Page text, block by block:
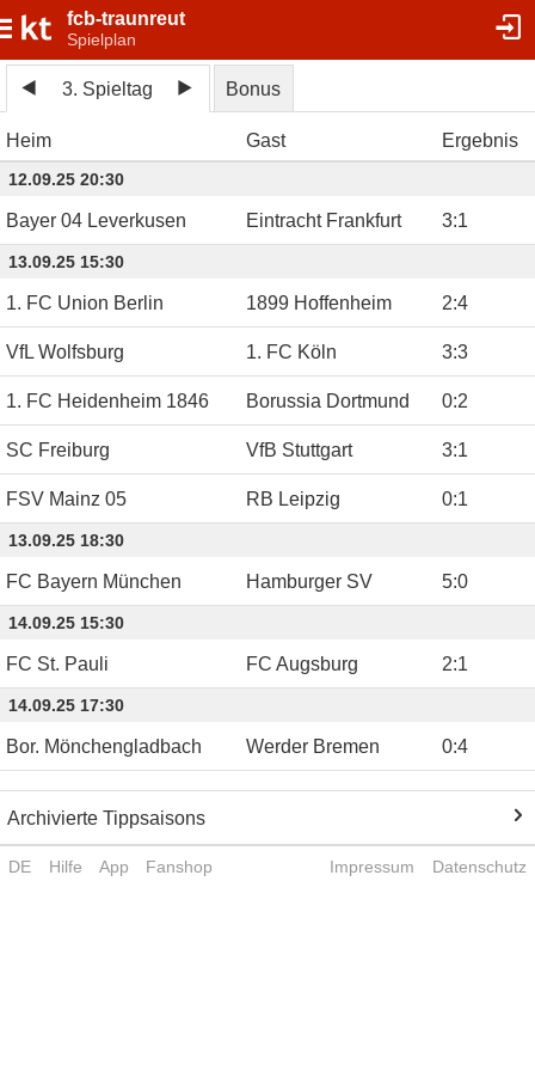
fcb-traunreut
Spielplan
3. Spieltag Bonus
Heim Gast Ergebnis
12.09.25 20:30
Bayer 04 Leverkusen Eintracht Frankfurt 3:1
13.09.25 15:30
1. FC Union Berlin 1899 Hoffenheim 2:4
VfL Wolfsburg 1. FC Köln 3:3
1. FC Heidenheim 1846 Borussia Dortmund 0:2
SC Freiburg VfB Stuttgart 3:1
FSV Mainz 05 RB Leipzig 0:1
13.09.25 18:30
FC Bayern München Hamburger SV 5:0
14.09.25 15:30
FC St. Pauli FC Augsburg 2:1
14.09.25 17:30
Bor. Mönchengladbach Werder Bremen 0:4
Archivierte Tippsaisons
DE Hilfe App Fanshop Impressum Datenschutz